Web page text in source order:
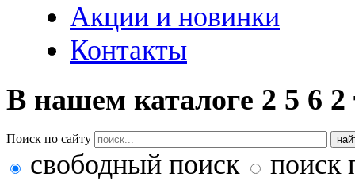
Акции и новинки
Контакты
В нашем каталоге 2 5 6 2
Поиск по сайту
свободный поиск поиск